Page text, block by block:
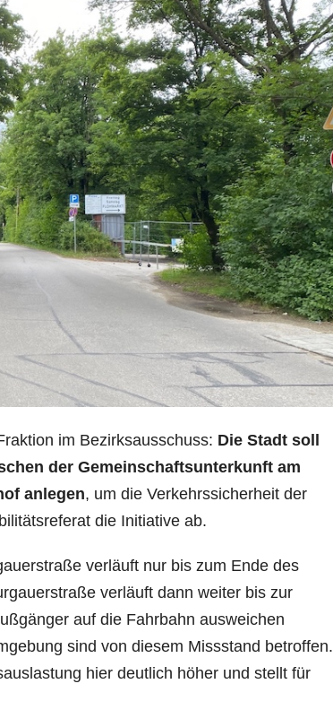
im Bezirksausschuss: Die Stadt soll
der Gemeinschaftsunterkunft am
anlegen, um die Verkehrssicherheit der
die Initiative ab.
verläuft nur bis zum Ende des
verläuft dann weiter bis zur
auf die Fahrbahn ausweichen
sind von diesem Missstand betroffen.
hier deutlich höher und stellt für